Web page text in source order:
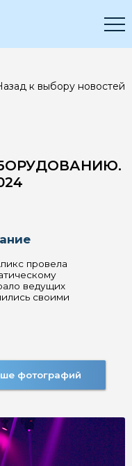
к выбору новостей
провела
ведущих
своими
фотографий